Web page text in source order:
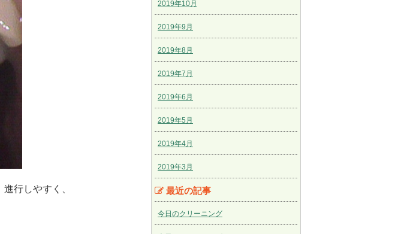
進行しやすく、
2019年10月
2019年9月
2019年8月
2019年7月
2019年6月
2019年5月
2019年4月
2019年3月
最近の記事
今日のクリーニング